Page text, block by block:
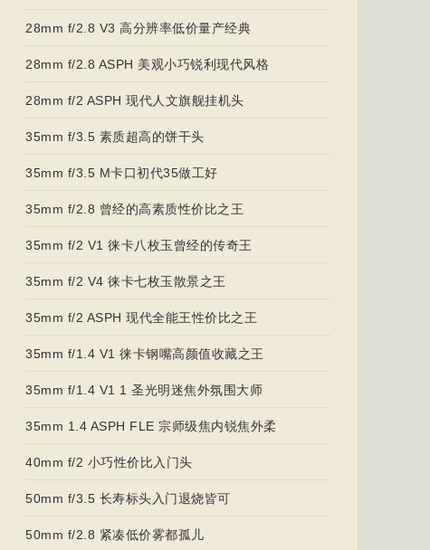
28mm f/2.8 V3 高分辨率低价量产经典
28mm f/2.8 ASPH 美观小巧锐利现代风格
28mm f/2 ASPH 现代人文旗舰挂机头
35mm f/3.5 素质超高的饼干头
35mm f/3.5 M卡口初代35做工好
35mm f/2.8 曾经的高素质性价比之王
35mm f/2 V1 徕卡八枚玉曾经的传奇王
35mm f/2 V4 徕卡七枚玉散景之王
35mm f/2 ASPH 现代全能王性价比之王
35mm f/1.4 V1 徕卡钢嘴高颜值收藏之王
35mm f/1.4 V1 1 圣光明迷焦外氛围大师
35mm 1.4 ASPH FLE 宗师级焦内锐焦外柔
40mm f/2 小巧性价比入门头
50mm f/3.5 长寿标头入门退烧皆可
50mm f/2.8 紧凑低价雾都孤儿